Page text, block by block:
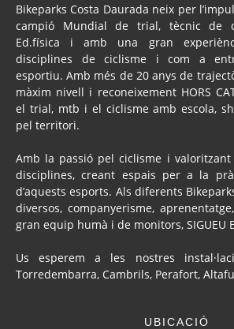
Bikeparks Costa Daurada neix per
campió Mundial de trial, tècnic de
Ed.física i amb una gran
disciplines de ciclisme i com a
esportiu. Amb més de 20 anys de
màxim nivell i reconeixement HORS
el trial, mtb i el ciclisme amb escola,
pel territori.
Amb la passió pel ciclisme i
disciplines, creant espais per a la
d’aquests esports. Als diferents
diversos, companyerisme,
gran equip humà i de monitors, SIGUEU
Us esperem a les nostres
Torredembarra, Cambrils, Perafort,
UBICACIÓ